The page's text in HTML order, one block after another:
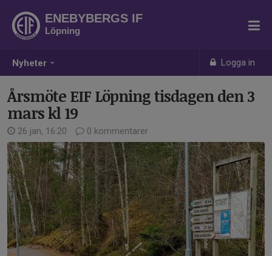
Nyheter Logga in
ENEBYBERGS IF
Löpning
Årsmöte EIF Löpning tisdagen den 3
mars kl 19
26 jan, 16:20 0 kommentarer